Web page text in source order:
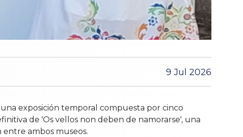
9 Jul 2026
una exposición temporal compuesta por cinco
de 'Os vellos non deben de namorarse', una
ambos museos.